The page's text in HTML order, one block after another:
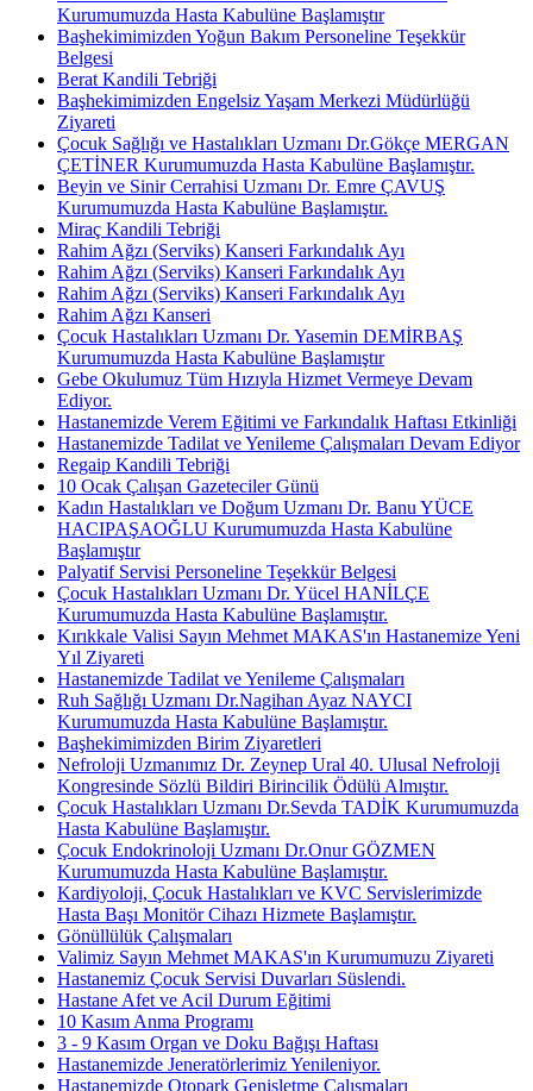
Kurumumuzda Hasta Kabulüne Başlamıştır
Başhekimimizden Yoğun Bakım Personeline Teşekkür
Belgesi
Berat Kandili Tebriği
Başhekimimizden Engelsiz Yaşam Merkezi Müdürlüğü
Ziyareti
Çocuk Sağlığı ve Hastalıkları Uzmanı Dr.Gökçe MERGAN
ÇETİNER Kurumumuzda Hasta Kabulüne Başlamıştır.
Beyin ve Sinir Cerrahisi Uzmanı Dr. Emre ÇAVUŞ
Kurumumuzda Hasta Kabulüne Başlamıştır.
Miraç Kandili Tebriği
Rahim Ağzı (Serviks) Kanseri Farkındalık Ayı
Rahim Ağzı (Serviks) Kanseri Farkındalık Ayı
Rahim Ağzı (Serviks) Kanseri Farkındalık Ayı
Rahim Ağzı Kanseri
Çocuk Hastalıkları Uzmanı Dr. Yasemin DEMİRBAŞ
Kurumumuzda Hasta Kabulüne Başlamıştır
Gebe Okulumuz Tüm Hızıyla Hizmet Vermeye Devam
Ediyor.
Hastanemizde Verem Eğitimi ve Farkındalık Haftası Etkinliği
Hastanemizde Tadilat ve Yenileme Çalışmaları Devam Ediyor
Regaip Kandili Tebriği
10 Ocak Çalışan Gazeteciler Günü
Kadın Hastalıkları ve Doğum Uzmanı Dr. Banu YÜCE
HACIPAŞAOĞLU Kurumumuzda Hasta Kabulüne
Başlamıştır
Palyatif Servisi Personeline Teşekkür Belgesi
Çocuk Hastalıkları Uzmanı Dr. Yücel HANİLÇE
Kurumumuzda Hasta Kabulüne Başlamıştır.
Kırıkkale Valisi Sayın Mehmet MAKAS'ın Hastanemize Yeni
Yıl Ziyareti
Hastanemizde Tadilat ve Yenileme Çalışmaları
Ruh Sağlığı Uzmanı Dr.Nagihan Ayaz NAYCI
Kurumumuzda Hasta Kabulüne Başlamıştır.
Başhekimimizden Birim Ziyaretleri
Nefroloji Uzmanımız Dr. Zeynep Ural 40. Ulusal Nefroloji
Kongresinde Sözlü Bildiri Birincilik Ödülü Almıştır.
Çocuk Hastalıkları Uzmanı Dr.Sevda TADİK Kurumumuzda
Hasta Kabulüne Başlamıştır.
Çocuk Endokrinoloji Uzmanı Dr.Onur GÖZMEN
Kurumumuzda Hasta Kabulüne Başlamıştır.
Kardiyoloji, Çocuk Hastalıkları ve KVC Servislerimizde
Hasta Başı Monitör Cihazı Hizmete Başlamıştır.
Gönüllülük Çalışmaları
Valimiz Sayın Mehmet MAKAS'ın Kurumumuzu Ziyareti
Hastanemiz Çocuk Servisi Duvarları Süslendi.
Hastane Afet ve Acil Durum Eğitimi
10 Kasım Anma Programı
3 - 9 Kasım Organ ve Doku Bağışı Haftası
Hastanemizde Jeneratörlerimiz Yenileniyor.
Hastanemizde Otopark Genişletme Çalışmaları